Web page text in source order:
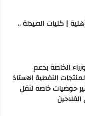
| كليات الصيدلة ..
الخاصة بدعم
النفطية الاستاذ
حوضيات خاصة لنقل
الفلاحين